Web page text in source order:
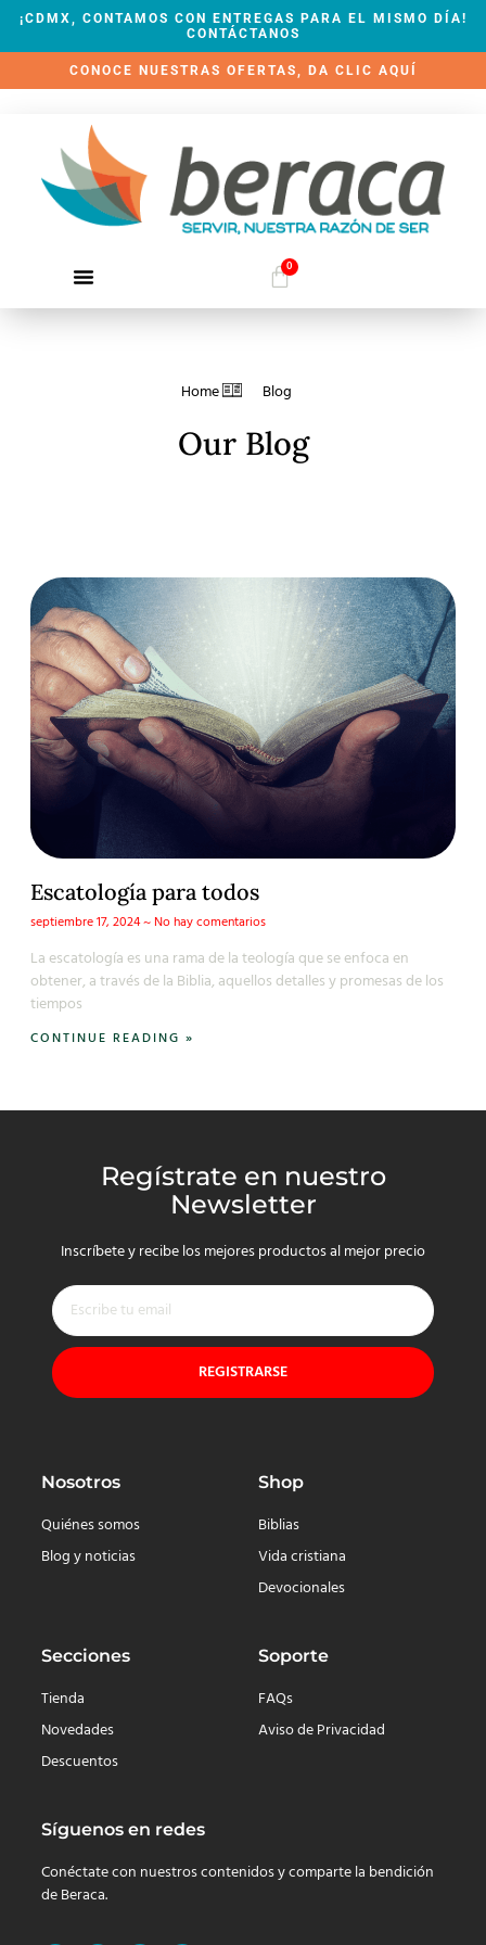
¡CDMX, CONTAMOS CON ENTREGAS PARA EL MISMO DÍA!
CONTÁCTANOS
CONOCE NUESTRAS OFERTAS, DA CLIC AQUÍ
0
Home Blog
Our Blog
Escatología para todos
septiembre 17, 2024 No hay comentarios
La escatología es una rama de la teología que se enfoca en
obtener, a través de la Biblia, aquellos detalles y promesas de los
tiempos
CONTINUE READING »
Regístrate en nuestro
Newsletter
Inscríbete y recibe los mejores productos al mejor precio
REGISTRARSE
Nosotros
Quiénes somos
Blog y noticias
Shop
Biblias
Vida cristiana
Devocionales
Secciones
Tienda
Novedades
Descuentos
Soporte
FAQs
Aviso de Privacidad
Síguenos en redes
Conéctate con nuestros contenidos y comparte la bendición
de Beraca.